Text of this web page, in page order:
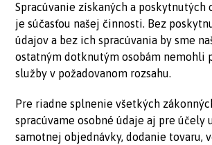
Spracúvanie získaných a poskytnutých
je súčasťou našej činnosti. Bez
údajov a bez ich spracúvania by sme
ostatným dotknutým osobám nemohli
služby v požadovanom rozsahu.
Pre riadne splnenie všetkých
spracúvame osobné údaje aj pre účely
samotnej objednávky, dodanie tovaru,